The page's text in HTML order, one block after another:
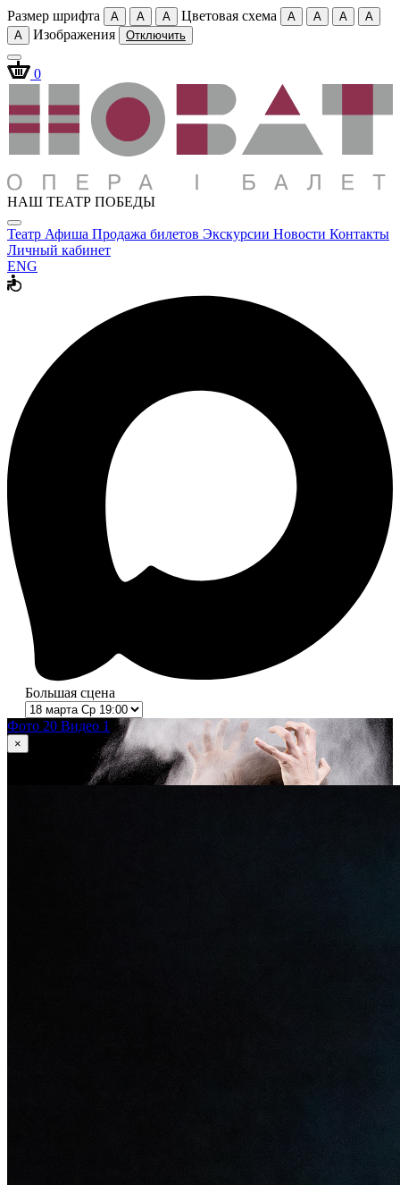
Размер шрифта A A A Цветовая схема A A A
A
A
Изображения Отключить
0
НАШ ТЕАТР ПОБЕДЫ
Театр Афиша Продажа билетов Экскурсии Новости Контакты
Личный кабинет
ENG
Большая сцена
Фото 20 Видео 1
×